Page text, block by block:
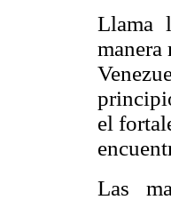
Llama
manera
el
Las